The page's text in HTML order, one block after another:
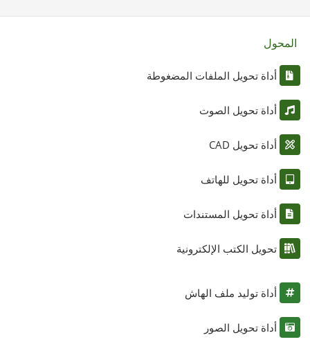
المحول
أداة تحويل الملفات المضغوطة
أداة تحويل الصوت
أداة تحويل CAD
أداة تحويل للهاتف
أداة تحويل المستندات
تحويل الكتب الإلكترونية
أداة توليد ملف الهاش
أداة تحويل الصور